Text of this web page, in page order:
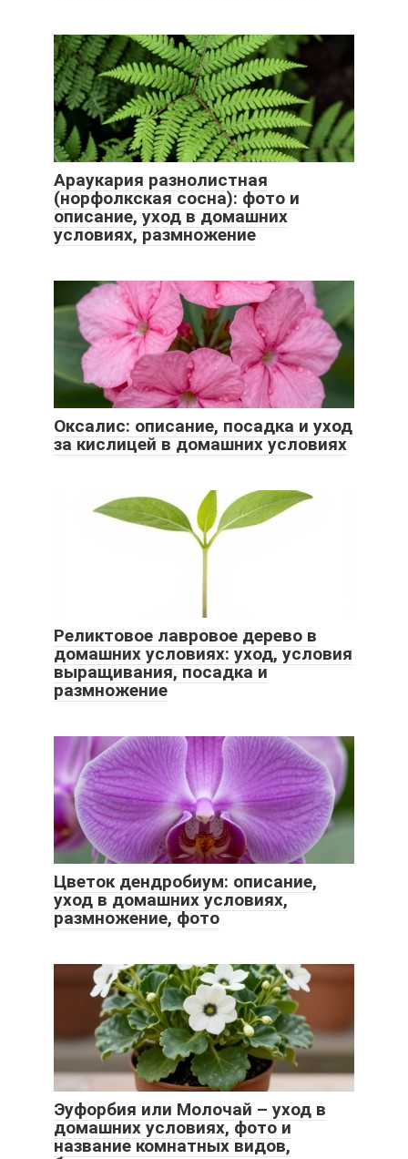
Араукария разнолистная
(норфолкская сосна): фото и
описание, уход в домашних
условиях, размножение
Оксалис: описание, посадка и уход
за кислицей в домашних условиях
Реликтовое лавровое дерево в
домашних условиях: уход, условия
выращивания, посадка и
размножение
Цветок дендробиум: описание,
уход в домашних условиях,
размножение, фото
Эуфорбия или Молочай – уход в
домашних условиях, фото и
название комнатных видов,